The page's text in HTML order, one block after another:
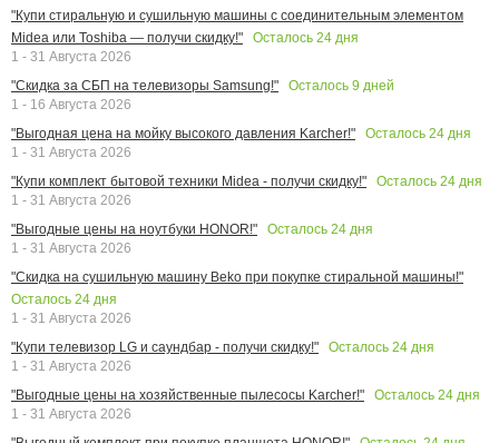
"Купи стиральную и сушильную машины с соединительным элементом
Midea или Toshiba — получи скидку!"
Осталось 24 дня
1 - 31 Августа 2026
"Скидка за СБП на телевизоры Samsung!"
Осталось 9 дней
1 - 16 Августа 2026
"Выгодная цена на мойку высокого давления Karcher!"
Осталось 24 дня
1 - 31 Августа 2026
"Купи комплект бытовой техники Midea - получи скидку!"
Осталось 24 дня
1 - 31 Августа 2026
"Выгодные цены на ноутбуки HONOR!"
Осталось 24 дня
1 - 31 Августа 2026
"Скидка на сушильную машину Beko при покупке стиральной машины!"
Осталось 24 дня
1 - 31 Августа 2026
"Купи телевизор LG и саундбар - получи скидку!"
Осталось 24 дня
1 - 31 Августа 2026
"Выгодные цены на хозяйственные пылесосы Karcher!"
Осталось 24 дня
1 - 31 Августа 2026